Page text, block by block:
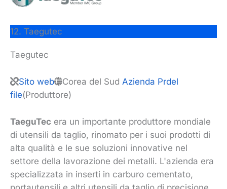
12. Taegutec
Taegutec
Sito web Corea del Sud Azienda Prdel
file(Produttore)
TaeguTec era un importante produttore mondiale
di utensili da taglio, rinomato per i suoi prodotti di
alta qualità e le sue soluzioni innovative nel
settore della lavorazione dei metalli. L'azienda era
specializzata in inserti in carburo cementato,